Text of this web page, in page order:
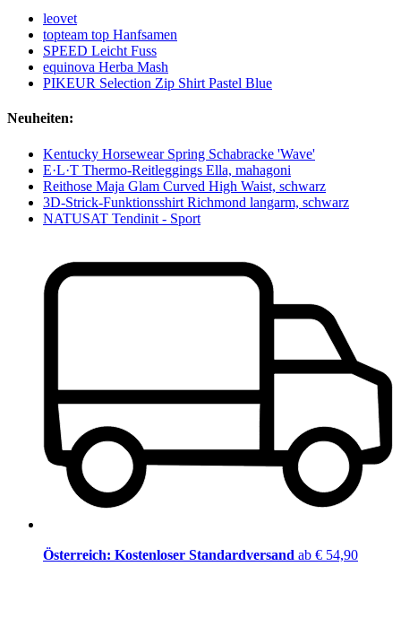
leovet
topteam top Hanfsamen
SPEED Leicht Fuss
equinova Herba Mash
PIKEUR Selection Zip Shirt Pastel Blue
Neuheiten:
Kentucky Horsewear Spring Schabracke 'Wave'
E·L·T Thermo-Reitleggings Ella, mahagoni
Reithose Maja Glam Curved High Waist, schwarz
3D-Strick-Funktionsshirt Richmond langarm, schwarz
NATUSAT Tendinit - Sport
Österreich: Kostenloser Standardversand ab € 54,90